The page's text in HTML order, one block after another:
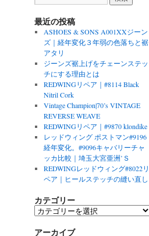
最近の投稿
ASHOES & SONS A001XXジーン
ズ｜経年変化３年弱の色落ちと裾
アタリ
ジーンズ裾上げをチェーンステッ
チにする理由とは
REDWINGリペア｜#8114 Black
Nitril Cork
Vintage Champion|70’s VINTAGE
REVERSE WEAVE
REDWINGリペア｜#9870 klondike
レッドウィング ポストマン#9196
経年変化。#9096キャバリーチャ
ッカ比較｜埼玉大宮亜洲’Ｓ
REDWINGレッドウィング#8022リ
ペア｜ヒールステッチの縫い直し
カテゴリー
カ
ゴ
アーカイブ